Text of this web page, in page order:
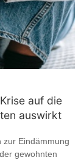
auf die
auswirkt
zur Eindämmung
gewohnten